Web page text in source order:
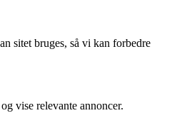
sitet bruges, så vi kan forbedre
vise relevante annoncer.